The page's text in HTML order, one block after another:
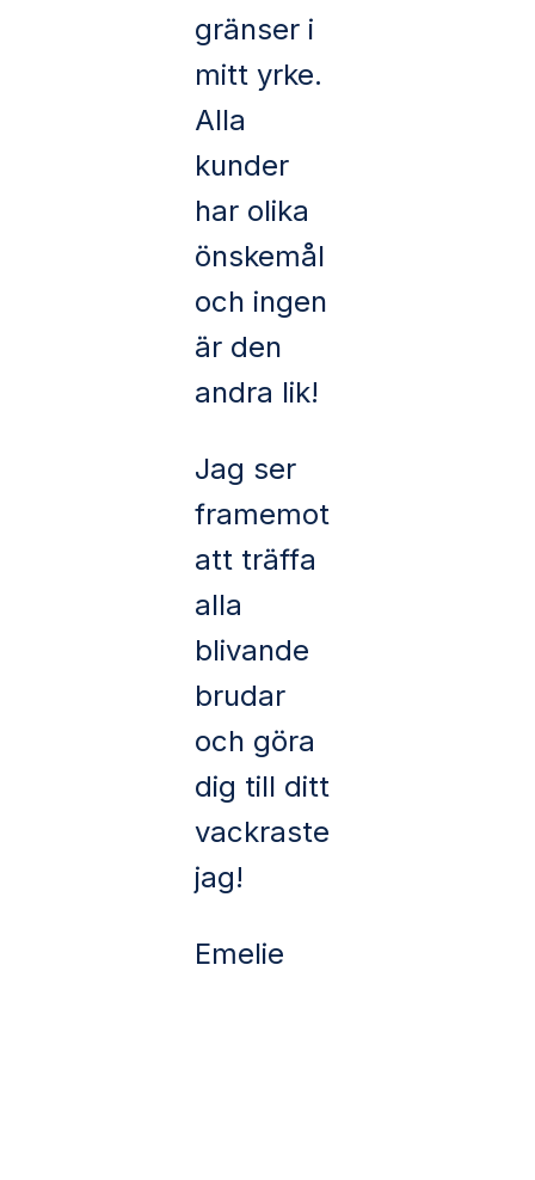
gränser i
mitt yrke.
Alla
kunder
har olika
önskemål
och ingen
är den
andra lik!
Jag ser
framemot
att träffa
alla
blivande
brudar
och göra
dig till ditt
vackraste
jag!
Emelie